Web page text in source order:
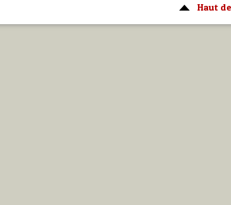
Haut